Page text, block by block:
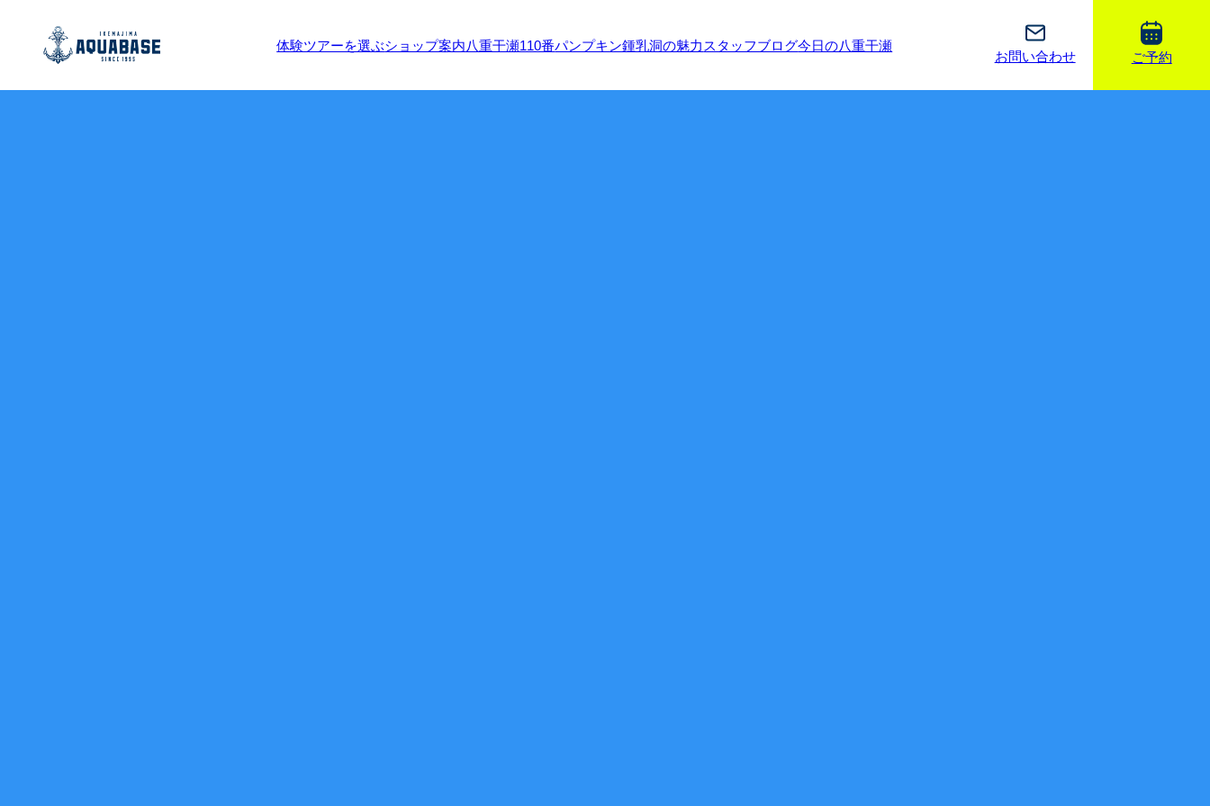
体験ツアーを選ぶショップ案内八重干瀬110番パンプキン鍾乳洞の魅力 スタッフブログ今日の八重干瀬
お問い合わせ ご予約